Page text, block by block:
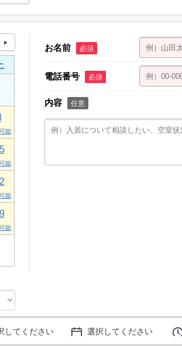
お名前 必須
電話番号 必須
内容 任意
してください 選択してください